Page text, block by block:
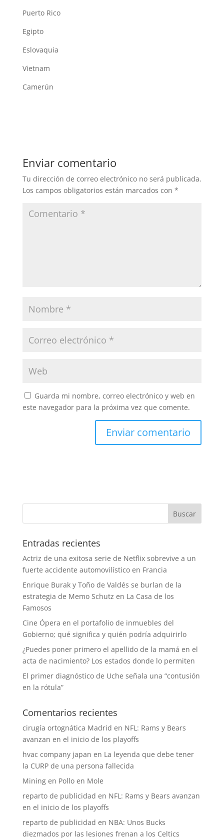
Puerto Rico
Egipto
Eslovaquia
Vietnam
Camerún
Enviar comentario
Tu dirección de correo electrónico no será publicada.
Los campos obligatorios están marcados con *
Guarda mi nombre, correo electrónico y web en
este navegador para la próxima vez que comente.
Entradas recientes
Actriz de una exitosa serie de Netflix sobrevive a un
fuerte accidente automovilístico en Francia
Enrique Burak y Toño de Valdés se burlan de la
estrategia de Memo Schutz en La Casa de los
Famosos
Cine Ópera en el portafolio de inmuebles del
Gobierno; qué significa y quién podría adquirirlo
¿Puedes poner primero el apellido de la mamá en el
acta de nacimiento? Los estados donde lo permiten
El primer diagnóstico de Uche señala una “contusión
en la rótula”
Comentarios recientes
cirugía ortognática Madrid en NFL: Rams y Bears
avanzan en el inicio de los playoffs
hvac company japan en La leyenda que debe tener
la CURP de una persona fallecida
Miningen Pollo en Mole
reparto de publicidad en NFL: Rams y Bears avanzan
en el inicio de los playoffs
reparto de publicidad en NBA: Unos Bucks
diezmados por las lesiones frenan a los Celtics